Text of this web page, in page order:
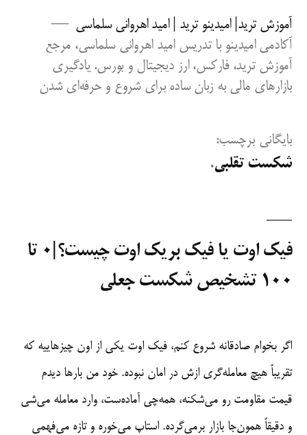
رفتن
محتوا
آموزش ترید| امیدینو ترید | امید اهروانی سلماسی
آکادمی امیدینو با تدریس امید اهروانی سلماسی، مرجع
آموزش ترید، فارکس، ارز دیجیتال و بورس. یادگیری
بازارهای مالی به زبان ساده برای شروع و حرفه‌ای شدن
بایگانی برچسب:
شکست تقلبی
فیک اوت یا فیک بریک اوت چیست؟|0 تا
100 تشخیص شکست جعلی
اگر بخوام صادقانه شروع کنم، فیک اوت یکی از اون چیزهاییه که
تقریباً هیچ معامله‌گری ازش در امان نبوده. خود من بارها دیدم
قیمت مقاومت رو می‌شکنه، همه‌چی آماده‌ست، وارد معامله می‌شی
و دقیقاً همون‌جا بازار برمی‌گرده. استاپ می‌خوره و تازه می‌فهمی